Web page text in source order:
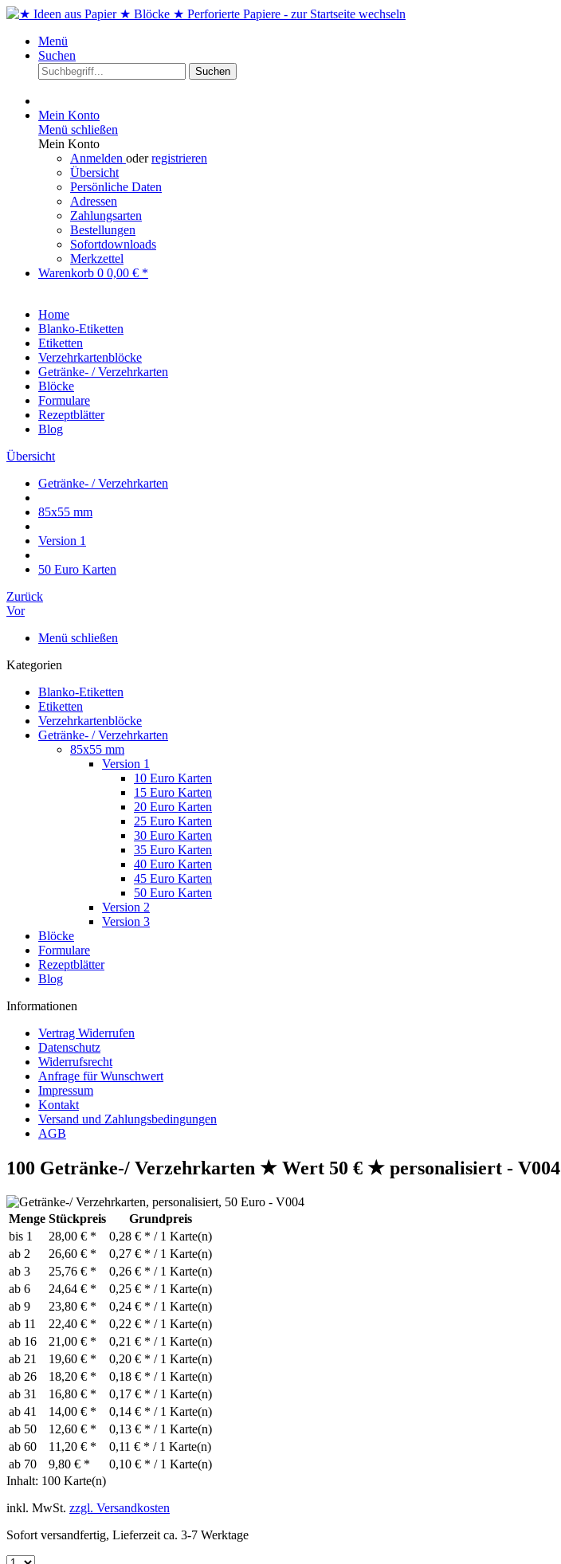
Menü
Suchen
Suchen
Mein Konto
Menü schließen
Mein Konto
Anmelden oderregistrieren
Übersicht
Persönliche Daten
Adressen
Zahlungsarten
Bestellungen
Sofortdownloads
Merkzettel
Warenkorb 0 0,00 € *
Home
Blanko-Etiketten
Etiketten
Verzehrkartenblöcke
Getränke- / Verzehrkarten
Blöcke
Formulare
Rezeptblätter
Blog
Übersicht
Getränke- / Verzehrkarten
85x55 mm
Version 1
50 Euro Karten
Zurück
Vor
Menü schließen
Kategorien
Blanko-Etiketten
Etiketten
Verzehrkartenblöcke
Getränke- / Verzehrkarten
85x55 mm
Version 1
10 Euro Karten
15 Euro Karten
20 Euro Karten
25 Euro Karten
30 Euro Karten
35 Euro Karten
40 Euro Karten
45 Euro Karten
50 Euro Karten
Version 2
Version 3
Blöcke
Formulare
Rezeptblätter
Blog
Informationen
Vertrag Widerrufen
Datenschutz
Widerrufsrecht
Anfrage für Wunschwert
Impressum
Kontakt
Versand und Zahlungsbedingungen
AGB
100 Getränke-/ Verzehrkarten ★ Wert 50 € ★ personalisiert - V004
Menge Stückpreis
Grundpreis
bis 1 28,00 € *
0,28 € * / 1 Karte(n)
ab 2 26,60 € *
0,27 € * / 1 Karte(n)
ab 3 25,76 € *
0,26 € * / 1 Karte(n)
ab 6 24,64 € *
0,25 € * / 1 Karte(n)
ab 9 23,80 € *
0,24 € * / 1 Karte(n)
ab 11 22,40 € *
0,22 € * / 1 Karte(n)
ab 16 21,00 € *
0,21 € * / 1 Karte(n)
ab 21 19,60 € *
0,20 € * / 1 Karte(n)
ab 26 18,20 € *
0,18 € * / 1 Karte(n)
ab 31 16,80 € *
0,17 € * / 1 Karte(n)
ab 41 14,00 € *
0,14 € * / 1 Karte(n)
ab 50 12,60 € *
0,13 € * / 1 Karte(n)
ab 60 11,20 € *
0,11 € * / 1 Karte(n)
ab 70 9,80 € *
0,10 € * / 1 Karte(n)
Inhalt: 100 Karte(n)
inkl. MwSt. zzgl. Versandkosten
Sofort versandfertig, Lieferzeit ca. 3-7 Werktage